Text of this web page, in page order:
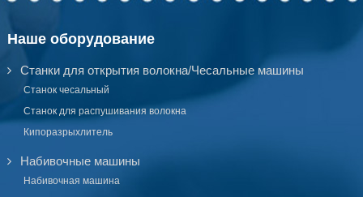
Наше оборудование
Станки для открытия волокна/Чесальные машины
Станок чесальный
Станок для распушивания волокна
Кипоразрыхлитель
Набивочные машины
Набивочная машина